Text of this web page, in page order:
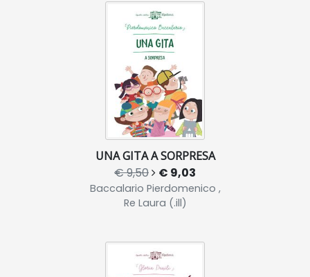
UNA GITA A SORPRESA
€ 9,50 € 9,03
Baccalario Pierdomenico ,
Re Laura (.ill)